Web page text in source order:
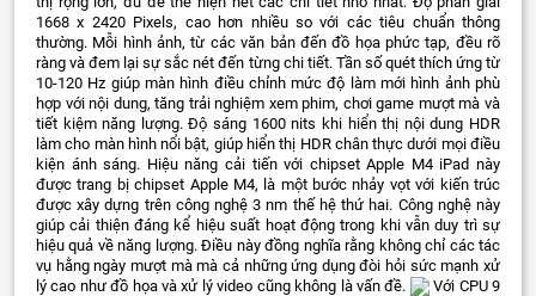
1668 x 2420 Pixels, cao hơn nhiều so với các tiêu chuẩn thông
thường. Mỗi hình ảnh, từ các văn bản đến đồ họa phức tạp, đều rõ
ràng và đem lại sự sắc nét đến từng chi tiết. Tần số quét thích ứng từ
10-120 Hz giúp màn hình điều chỉnh mức độ làm mới hình ảnh phù
hợp với nội dung, tăng trải nghiệm xem phim, chơi game mượt mà và
tiết kiệm năng lượng. Độ sáng 1600 nits khi hiển thị nội dung HDR
làm cho màn hình nổi bật, giúp hiển thị HDR chân thực dưới mọi điều
kiện ánh sáng. Hiệu năng cải tiến với chipset Apple M4 iPad này
được trang bị chipset Apple M4, là một bước nhảy vọt với kiến trúc
được xây dựng trên công nghệ 3 nm thế hệ thứ hai. Công nghệ này
giúp cải thiện đáng kể hiệu suất hoạt động trong khi vẫn duy trì sự
hiệu quả về năng lượng. Điều này đồng nghĩa rằng không chỉ các tác
vụ hằng ngày mượt mà mà cả những ứng dụng đòi hỏi sức mạnh xử
lý cao như đồ họa và xử lý video cũng không là vấn đề.
Với CPU 9